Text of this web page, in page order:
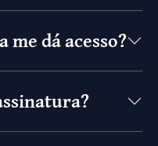
me dá acesso?